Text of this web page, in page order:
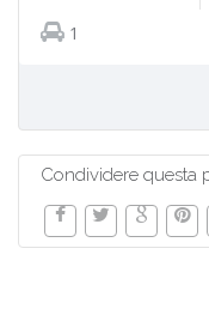
1
Condividere questa